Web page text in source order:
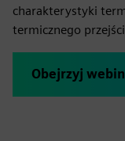
charakterystyki
termicznego
Obejrzyj